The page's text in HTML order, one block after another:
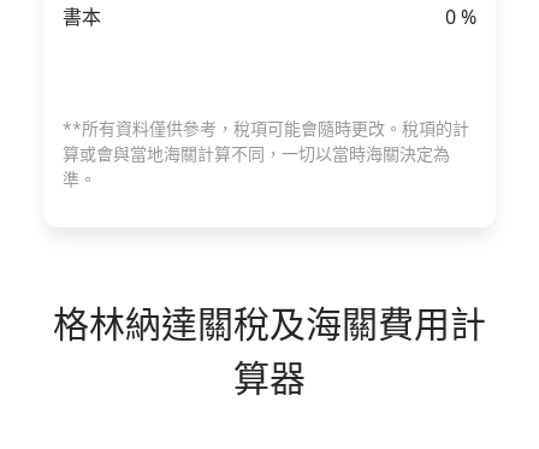
書本 0%
**所有資料僅供參考，稅項可能會隨時更改。稅項的計
算或會與當地海關計算不同，一切以當時海關決定為
準。
格林納達關稅及海關費用計
算器